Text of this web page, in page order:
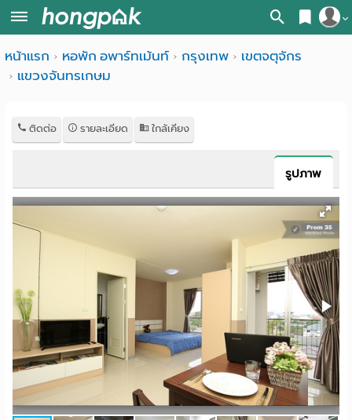
สมัครสมาชิก
หน้า
ค้นหา
ค้นจากสถานีรถไฟฟ้า
ค้นจากสถานศึกษา
ค้นจากแผนที่
ค้นแบบละเอียด
พาร์
ห้อง
พัก
ราย
เดือน
หน้าแรก หอพัก อพาร์ทเม้นท์ กรุงเทพ
เขตจตุจักร
แขวงจันทรเกษม
ติดต่อ รายละเอียด ใกล้เคียง
รูปภาพ